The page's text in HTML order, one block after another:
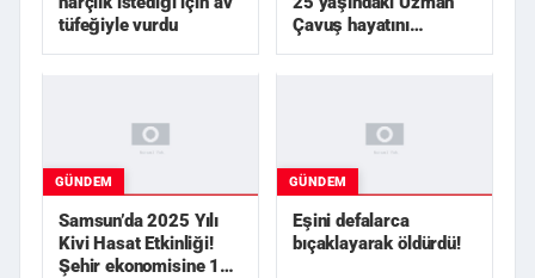
tüfeğiyle vurdu
Çavuş hayatını
GÜNDEM
Samsun’da 2025 Yılı
Kivi Hasat Etkinliği!
Şehir ekonomisine 1
GÜNDEM
Eşini defalarca
bıçaklayarak öldürdü!